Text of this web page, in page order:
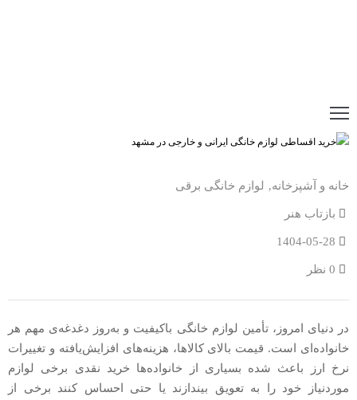
خانه و آشپزخانه‚ لوازم خانگی برقی
بازتاب هنر
1404-05-28
0 نظر
در دنیای امروز، تأمین لوازم خانگی باکیفیت و به‌روز دغدغه‌ی مهم هر
خانواده‌ای است. قیمت بالای کالاها، هزینه‌های افزایش‌یافته و تغییرات
نرخ ارز باعث شده بسیاری از خانواده‌ها خرید نقدی برخی لوازم
موردنیاز خود را به تعویق بیندازند یا حتی احساس کنند برخی از